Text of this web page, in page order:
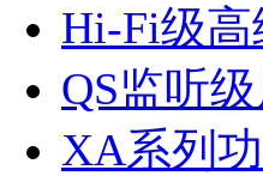
Hi-Fi级
QS监听
XA系列